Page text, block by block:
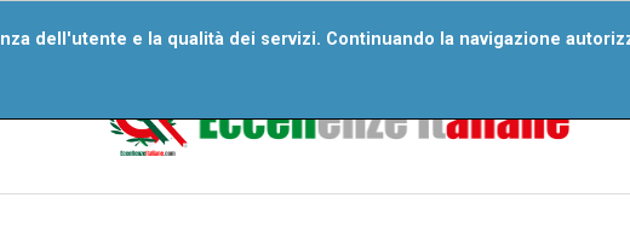
dell'utente e la qualità dei servizi. Continuando la navigazione